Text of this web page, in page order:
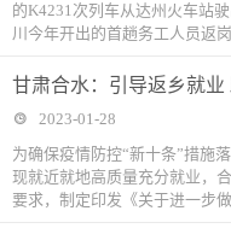
的K4231次列车从达州火车站
川今年开出的首趟务工人员返
甘肃合水：引导返乡就业
2023-01-28
为确保疫情防控“新十条”措施
现就近就地高质量充分就业，
要求，制定印发《关于进一步